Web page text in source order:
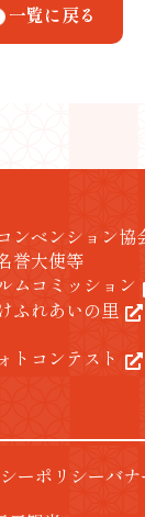
一覧に戻る
ンベンション協
誉大使等
ムコミッション
ふれあいの里
トコンテスト
ーポリシーバ